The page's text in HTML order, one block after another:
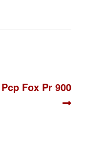
Fox Pr 900